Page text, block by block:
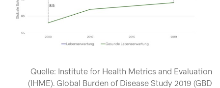
Quelle: Institute for Health Metrics and Evaluation
(IHME). Global Burden of Disease Study 2019 (GBD